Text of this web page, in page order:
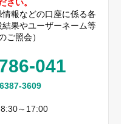
さい。
情報などの口座に係る各
果やユーザーネーム等
ご照会）
041
3609
～17:00